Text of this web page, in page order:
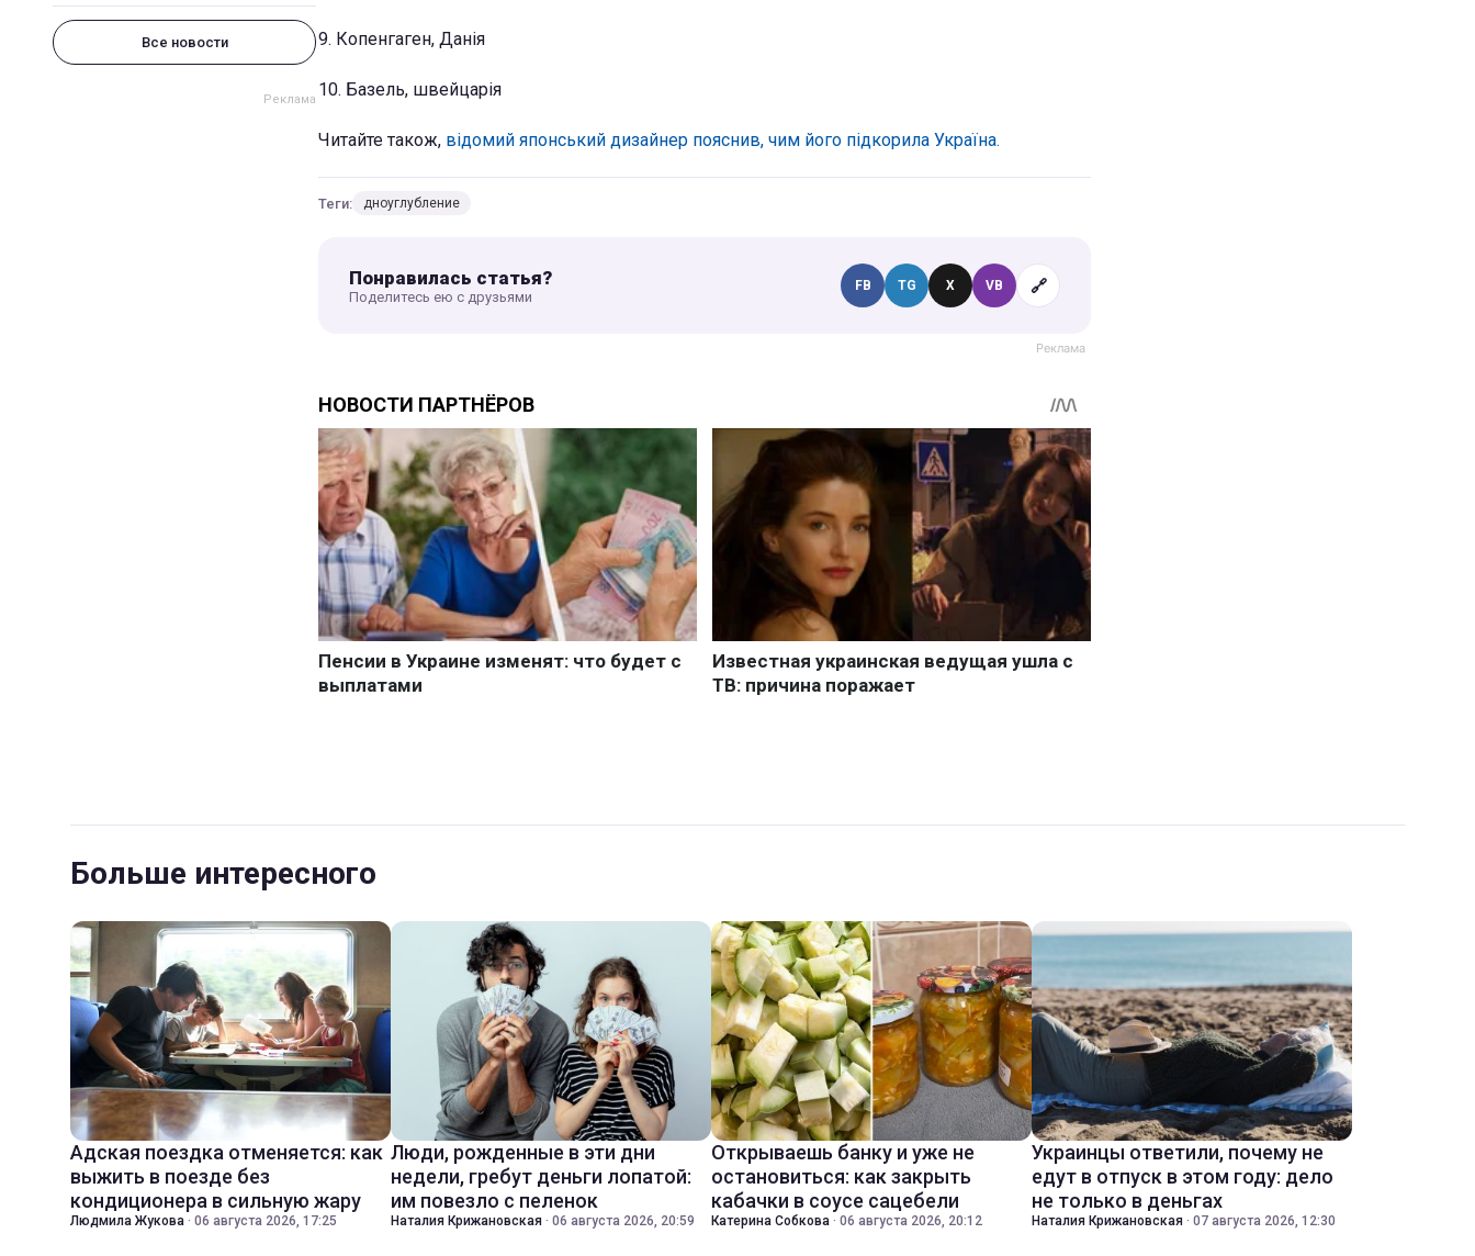
Все новости 9. Копенгаген, Данія
10. Базель, швейцарія
Читайте також, відомий японський дизайнер пояснив, чим його підкорила Україна.
Теги: дноуглубление
Понравилась статья?
Поделитесь ею с друзьями
FB TG X VB 🔗
Больше интересного
Адская поездка отменяется: как
выжить в поезде без
кондиционера в сильную жару
Людмила Жукова · 06 августа 2026, 17:25
Люди, рожденные в эти дни
недели, гребут деньги лопатой:
им повезло с пеленок
Наталия Крижановская · 06 августа 2026, 20:59
Открываешь банку и уже не
остановиться: как закрыть
кабачки в соусе сацебели
Катерина Собкова · 06 августа 2026, 20:12
Украинцы ответили, почему не
едут в отпуск в этом году: дело
не только в деньгах
Наталия Крижановская · 07 августа 2026, 12:30